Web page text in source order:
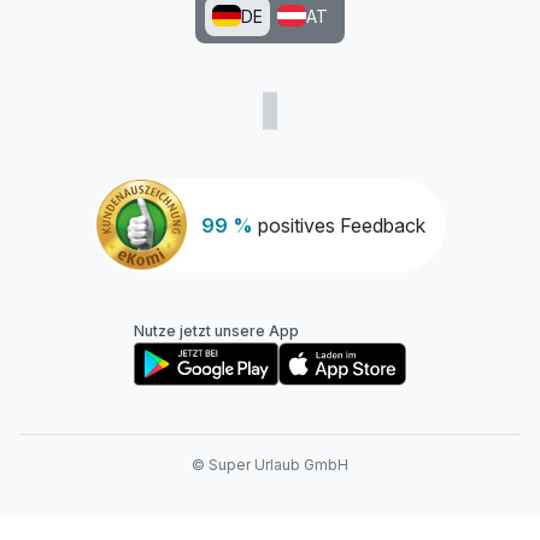
Ausstattung
Zusatznächte
99 % positives Feedback
DE AT
Nutze jetzt unsere App
© Super Urlaub GmbH